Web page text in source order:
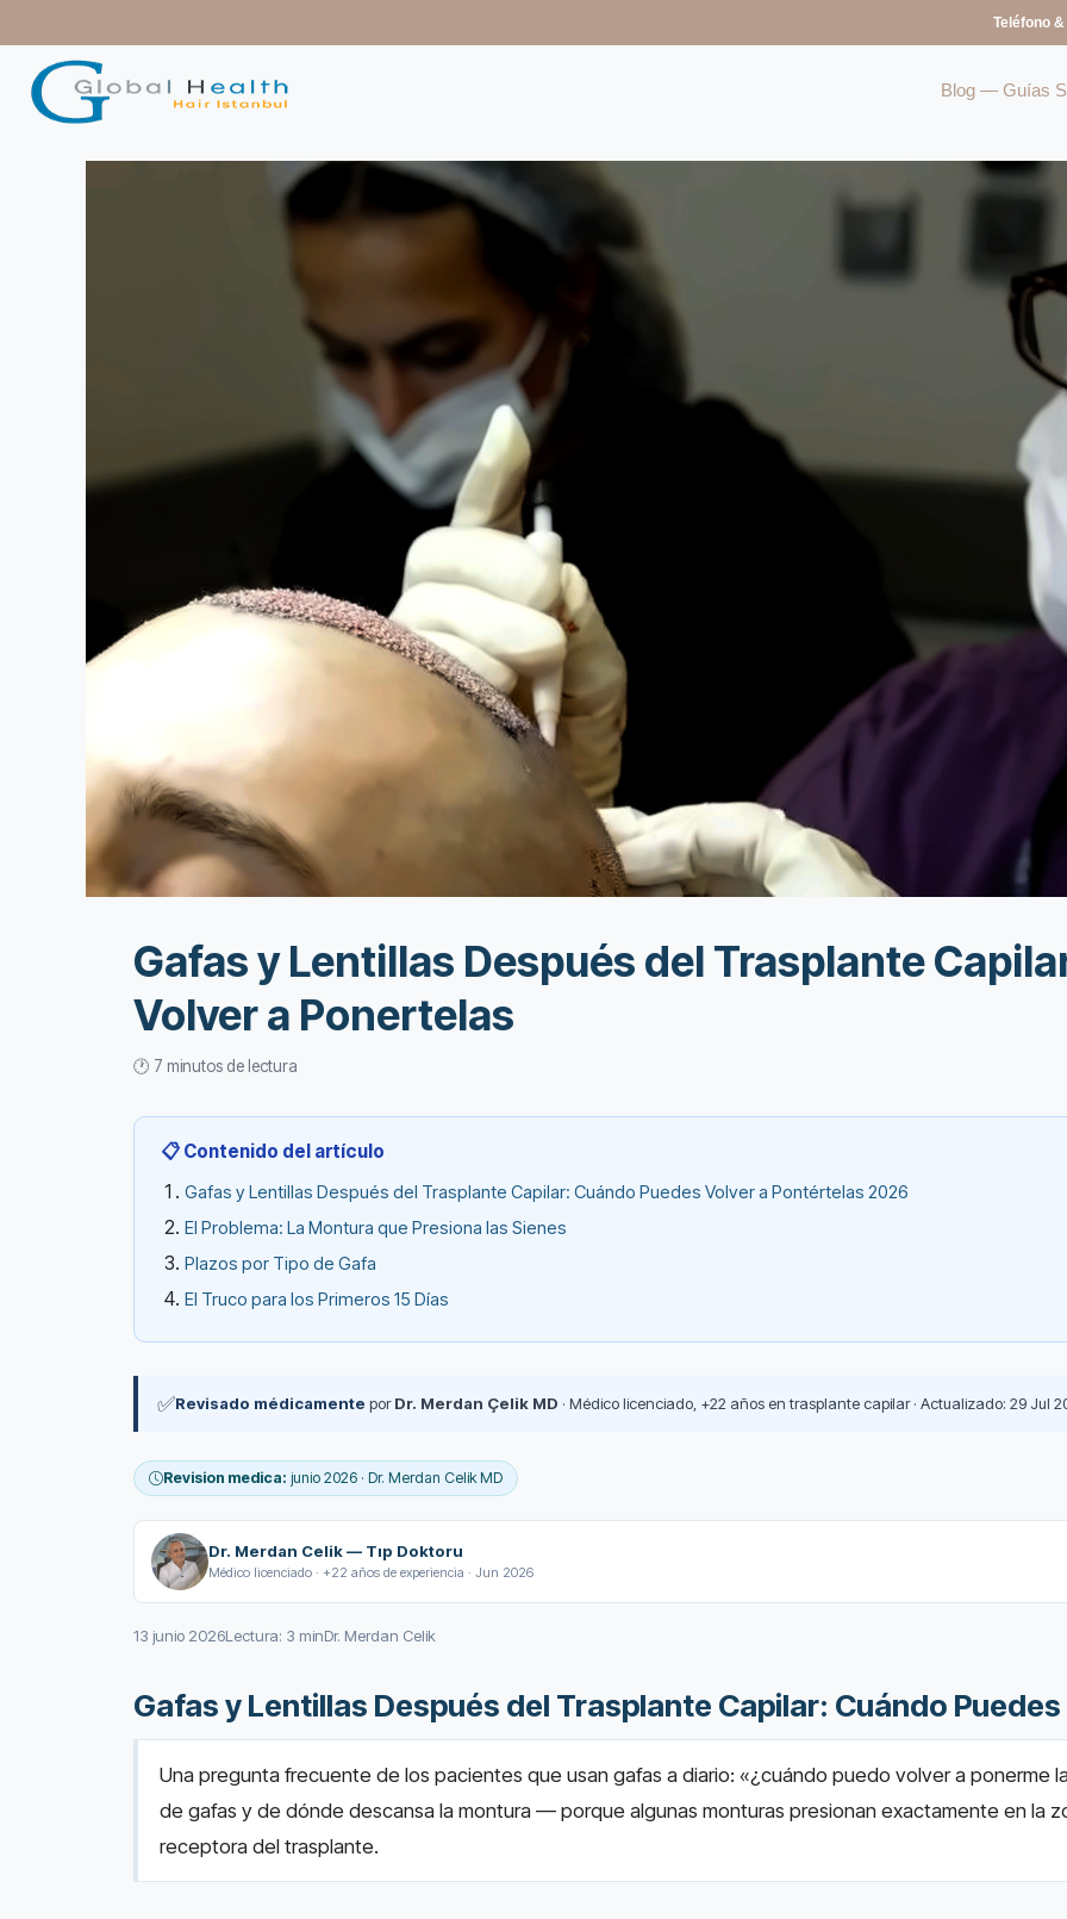
Teléfono
Blog — Guías
Gafas y Lentillas Después del Trasplante
Volver a Ponertelas
🕐 7 minutos de lectura
📋 Contenido del artículo
Gafas y Lentillas Después del Trasplante Capilar: Cuándo Puedes Volver a Pontértelas 2026
El Problema: La Montura que Presiona las Sienes
Plazos por Tipo de Gafa
El Truco para los Primeros 15 Días
✅Revisado médicamente porDr. Merdan Çelik MD · Médico licenciado, +22 años en trasplante capilar · Actualizado: 29 Jul
Revision medica: junio 2026 · Dr. Merdan Celik MD
Dr. Merdan Celik — Tıp Doktoru
Médico licenciado · +22 años de experiencia · Jun 2026
13 junio 2026Lectura: 3 minDr. Merdan Celik
Gafas y Lentillas Después del Trasplante Capilar: Cuándo
Una pregunta frecuente de los pacientes que usan gafas a diario: «¿cuándo puedo volver a ponerme
de gafas y de dónde descansa la montura — porque algunas monturas presionan exactamente en la
receptora del trasplante.